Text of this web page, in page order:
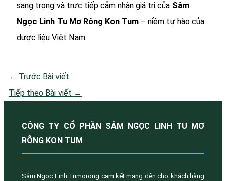
sang trọng và trực tiếp cảm nhận giá trị của Sâm
Ngọc Linh Tu Mơ Rông Kon Tum – niềm tự hào của
dược liệu Việt Nam.
← Trước Bài viết
Tiếp theo Bài viết →
CÔNG TY CỔ PHẦN SÂM NGỌC LINH TU MƠ
RÔNG KON TUM
Sâm Ngọc Linh Tumorong cam kết mang đến cho khách hàng